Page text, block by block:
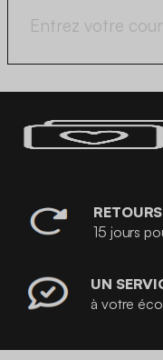
RETOURS
15 jours
UN
à votre